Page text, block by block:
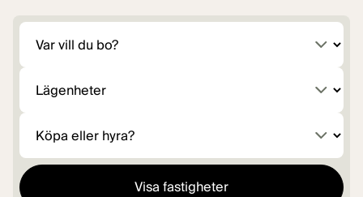
Plats
Hur vill du bo?
Köpa eller hyra?
Visa fastigheter